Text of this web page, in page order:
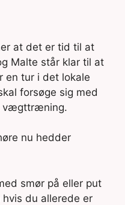
at det er tid til at
Malte står klar til at
en tur i det lokale
forsøge sig med
vægttræning.
nu hedder
smør på eller put
du allerede er